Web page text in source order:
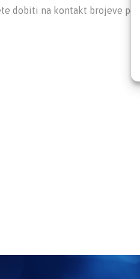
dobiti na kontakt brojeve